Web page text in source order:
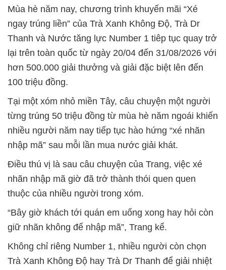
Mùa hè năm nay, chương trình khuyến mãi “Xé
ngay trúng liền” của Trà Xanh Không Độ, Trà Dr
Thanh và Nước tăng lực Number 1 tiêp tục quay trở
lại trên toàn quốc từ ngày 20/04 đến 31/08/2026 với
hơn 500.000 giải thưởng và giải đặc biệt lên đến
100 triệu đồng.
Tại một xóm nhỏ miền Tây, câu chuyện một người
từng trúng 50 triệu đồng từ mùa hè năm ngoái khiến
nhiều người năm nay tiếp tục hào hứng “xé nhãn
nhập mã” sau mỗi lần mua nước giải khát.
Điều thú vị là sau câu chuyện của Trang, việc xé
nhãn nhập mã giờ đã trở thành thói quen quen
thuộc của nhiều người trong xóm.
“Bây giờ khách tới quán em uống xong hay hỏi còn
giữ nhãn không để nhập mã”, Trang kể.
Không chỉ riêng Number 1, nhiều người còn chọn
Trà Xanh Không Độ hay Trà Dr Thanh để giải nhiệt